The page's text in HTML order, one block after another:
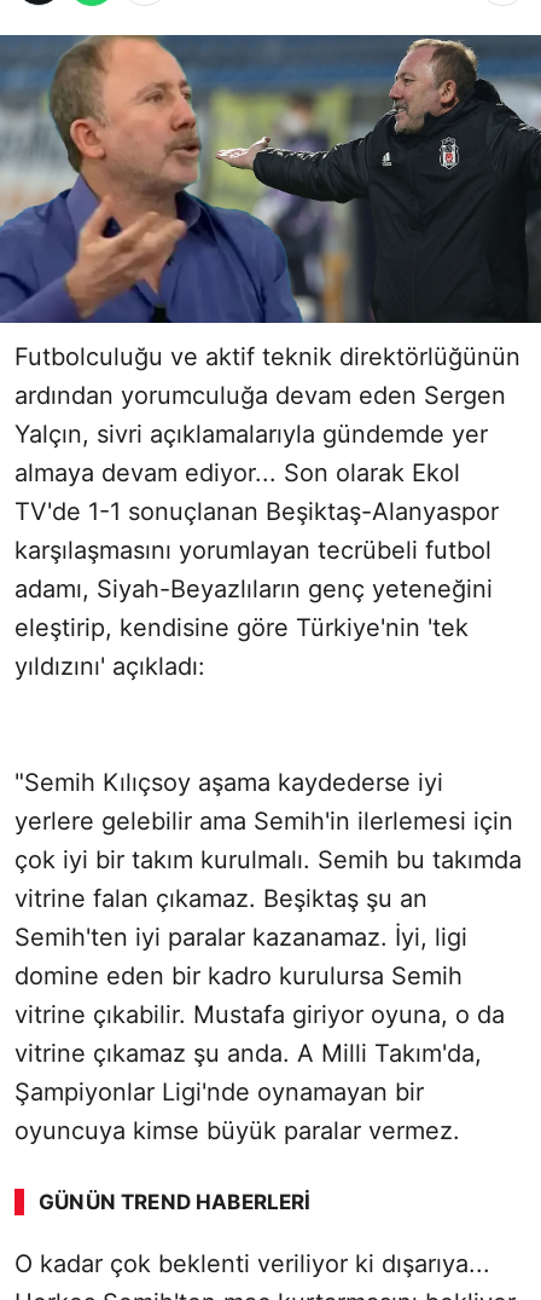
Futbolculuğu ve aktif teknik direktörlüğünün
ardından yorumculuğa devam eden Sergen
Yalçın, sivri açıklamalarıyla gündemde yer
almaya devam ediyor... Son olarak Ekol
TV'de 1-1 sonuçlanan Beşiktaş-Alanyaspor
karşılaşmasını yorumlayan tecrübeli futbol
adamı, Siyah-Beyazlıların genç yeteneğini
eleştirip, kendisine göre Türkiye'nin 'tek
yıldızını' açıkladı:
"Semih Kılıçsoy aşama kaydederse iyi
yerlere gelebilir ama Semih'in ilerlemesi için
çok iyi bir takım kurulmalı. Semih bu takımda
vitrine falan çıkamaz. Beşiktaş şu an
Semih'ten iyi paralar kazanamaz. İyi, ligi
domine eden bir kadro kurulursa Semih
vitrine çıkabilir. Mustafa giriyor oyuna, o da
vitrine çıkamaz şu anda. A Milli Takım'da,
Şampiyonlar Ligi'nde oynamayan bir
oyuncuya kimse büyük paralar vermez.
GÜNÜN TREND HABERLERI
O kadar çok beklenti veriliyor ki dışarıya...